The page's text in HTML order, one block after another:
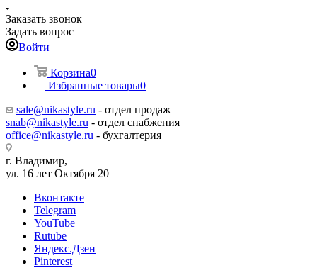
Заказать звонок
Задать вопрос
Войти
Корзина0
Избранные товары0
sale@nikastyle.ru - отдел продаж
snab@nikastyle.ru - отдел снабжения
office@nikastyle.ru - бухгалтерия
г. Владимир,
ул. 16 лет Октября 20
Вконтакте
Telegram
YouTube
Rutube
Яндекс.Дзен
Pinterest